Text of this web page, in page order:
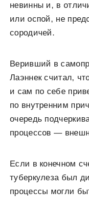
невинны и, в
или оспой, не
сородичей.
Веривший в
Лаэннек считал,
и сам по себе
по внутренним
очередь
процессов —
Если в конечном
туберкулеза был
процессы могли